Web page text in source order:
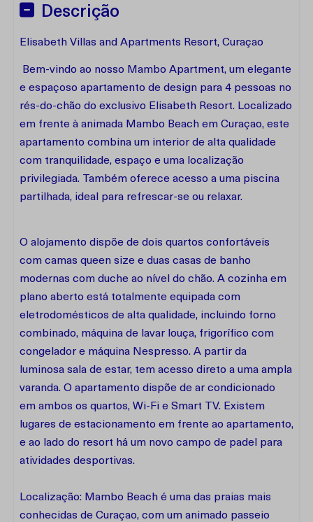
Descrição
Elisabeth Villas and Apartments Resort, Curaçao
Bem-vindo ao nosso Mambo Apartment, um elegante
e espaçoso apartamento de design para 4 pessoas no
rés-do-chão do exclusivo Elisabeth Resort. Localizado
em frente à animada Mambo Beach em Curaçao, este
apartamento combina um interior de alta qualidade
com tranquilidade, espaço e uma localização
privilegiada. Também oferece acesso a uma piscina
partilhada, ideal para refrescar-se ou relaxar.
O alojamento dispõe de dois quartos confortáveis
com camas queen size e duas casas de banho
modernas com duche ao nível do chão. A cozinha em
plano aberto está totalmente equipada com
eletrodomésticos de alta qualidade, incluindo forno
combinado, máquina de lavar louça, frigorífico com
congelador e máquina Nespresso. A partir da
luminosa sala de estar, tem acesso direto a uma ampla
varanda. O apartamento dispõe de ar condicionado
em ambos os quartos, Wi-Fi e Smart TV. Existem
lugares de estacionamento em frente ao apartamento,
e ao lado do resort há um novo campo de padel para
atividades desportivas.
Localização: Mambo Beach é uma das praias mais
conhecidas de Curaçao, com um animado passeio